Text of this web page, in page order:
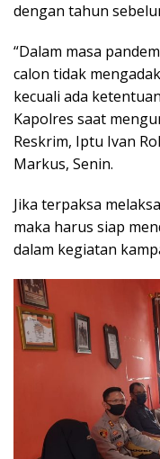
dengan tahun
“Dalam masa
calon tidak
kecuali ada
Kapolres saat
Reskrim, Iptu Ivan
Markus, Senin.
Jika terpaksa
maka harus siap
dalam kegiatan